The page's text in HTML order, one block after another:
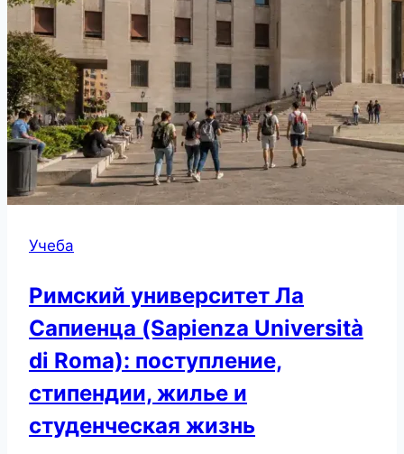
Учеба
Римский университет Ла
Сапиенца (Sapienza Università
di Roma): поступление,
стипендии, жилье и
студенческая жизнь